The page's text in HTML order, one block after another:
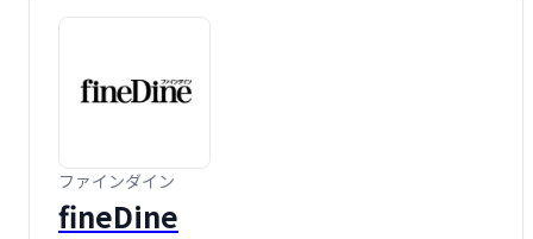
ファインダイン
fineDine